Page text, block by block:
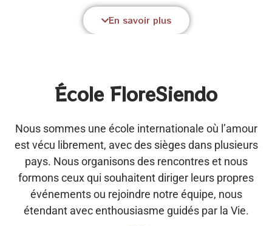
entendu seront prêtes à organiser ces réunions et à
créer leurs propres organisations. Aussi, les personnes
qui portent dans leur cœur le désir de travailler avec
l’équipe et de travailler dans diverses fonctions.
Il y a des gens qui viendront travailler avec nous dans
d’autres qui ne seront pas prêts après qu’ils soient
terminés (bien qu’ils soient une très petite minorité).
Nous faisons cela pour que cette formation ne soit pas
considérée comme quelque chose que l’on fait de
manière règlementaire car il ne s’agit pas de se
conformer formellement à un programme mais
d’accéder vraiment à une capacité profonde qui est en
En savoir plus
École FloreSiendo
Nous sommes une école internationale où l’amour
est vécu librement, avec des sièges dans plusieurs
pays. Nous organisons des rencontres et nous
formons ceux qui souhaitent diriger leurs propres
événements ou rejoindre notre équipe, nous
étendant avec enthousiasme guidés par la Vie.